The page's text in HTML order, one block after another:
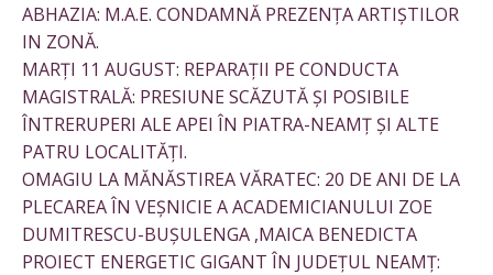
ABHAZIA: M.A.E. CONDAMNĂ PREZENȚA ARTIȘTILOR
IN ZONĂ.
MARȚI 11 AUGUST: REPARAȚII PE CONDUCTA
MAGISTRALĂ: PRESIUNE SCĂZUTĂ ȘI POSIBILE
ÎNTRERUPERI ALE APEI ÎN PIATRA-NEAMȚ ȘI ALTE
PATRU LOCALITĂȚI.
OMAGIU LA MĂNĂSTIREA VĂRATEC: 20 DE ANI DE LA
PLECAREA ÎN VEȘNICIE A ACADEMICIANULUI ZOE
DUMITRESCU-BUȘULENGA ,MAICA BENEDICTA
PROIECT ENERGETIC GIGANT ÎN JUDEȚUL NEAMȚ: